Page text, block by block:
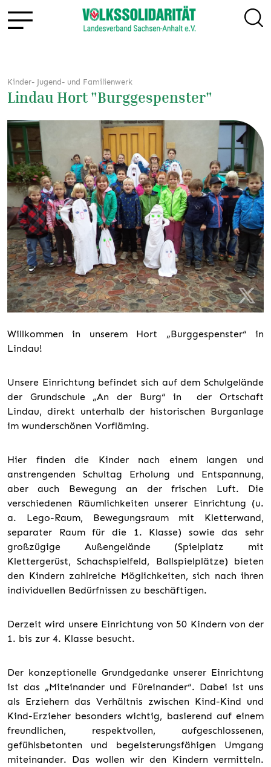
Kinder- Jugend- und Familienwerk
Lindau Hort "Burggespenster"
Willkommen in unserem Hort „Burggespenster“ in
Lindau!
Unsere Einrichtung befindet sich auf dem Schulgelände
der Grundschule „An der Burg“ in der Ortschaft
Lindau, direkt unterhalb der historischen Burganlage
im wunderschönen Vorfläming.
Hier finden die Kinder nach einem langen und
anstrengenden Schultag Erholung und Entspannung,
aber auch Bewegung an der frischen Luft. Die
verschiedenen Räumlichkeiten unserer Einrichtung (u.
a. Lego-Raum, Bewegungsraum mit Kletterwand,
separater Raum für die 1. Klasse) sowie das sehr
großzügige Außengelände (Spielplatz mit
Klettergerüst, Schachspielfeld, Ballspielplätze) bieten
den Kindern zahlreiche Möglichkeiten, sich nach ihren
individuellen Bedürfnissen zu beschäftigen.
Derzeit wird unsere Einrichtung von 50 Kindern von der
1. bis zur 4. Klasse besucht.
Der konzeptionelle Grundgedanke unserer Einrichtung
ist das „Miteinander und Füreinander“. Dabei ist uns
als Erziehern das Verhältnis zwischen Kind-Kind und
Kind-Erzieher besonders wichtig, basierend auf einem
freundlichen, respektvollen, aufgeschlossenen,
gefühlsbetonten und begeisterungsfähigen Umgang
miteinander. Das wollen wir den Kindern vermitteln.